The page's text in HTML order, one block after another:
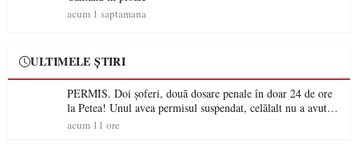
acum 1 saptamana
ULTIMELE ȘTIRI
PERMIS. Doi șoferi, două dosare penale în doar 24 de ore
la Petea! Unul avea permisul suspendat, celălalt nu a avut
niciodată permis
acum 11 ore